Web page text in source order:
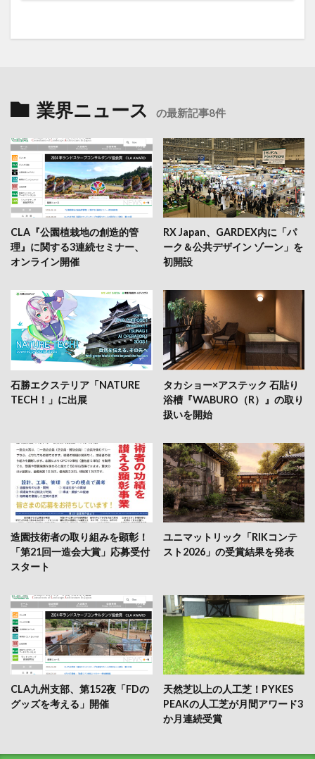
業界ニュース の最新記事8件
CLA『公園植栽地の創造的管
理』に関する3連続セミナー、
オンライン開催
RX Japan、GARDEX内に「パ
ーク＆公共デザイン ゾーン」を
初開設
石勝エクステリア「NATURE
TECH！」に出展
タカショー×アステック 石貼り
浴槽『WABURO（R）』の取り
扱いを開始
造園技術者の取り組みを顕彰！
「第21回一造会大賞」応募受付
スタート
ユニマットリック「RIKコンテ
スト2026」の受賞結果を発表
CLA九州支部、第152夜「FDの
グッズを考える」開催
天然芝以上の人工芝！PYKES
PEAKの人工芝が月間アワード3
か月連続受賞